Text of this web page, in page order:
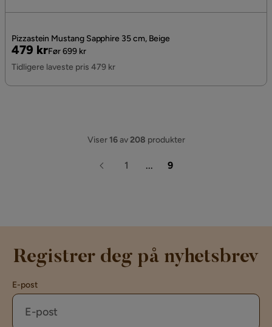
Pizzastein Mustang Sapphire 35 cm, Beige
Pris
479 kr
Original
Pris
Før 699 kr
Tidligere laveste pris 479 kr
Viser16av208 produkter
1 ... 9
Registrer deg på nyhetsbrev
E-post